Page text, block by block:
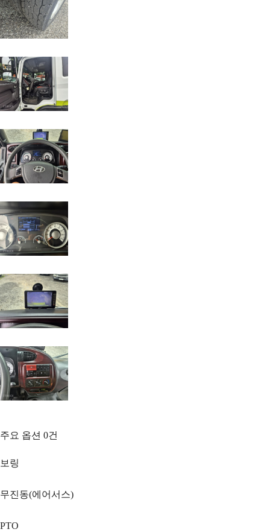
주요 옵션 0건
보링
무진동(에어서스)
PTO